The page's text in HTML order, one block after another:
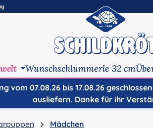
Wunschschlummerle 32 cm
vom 07.08.26 bis 17.08.26
ausliefern. Danke für ihr
Mädchen